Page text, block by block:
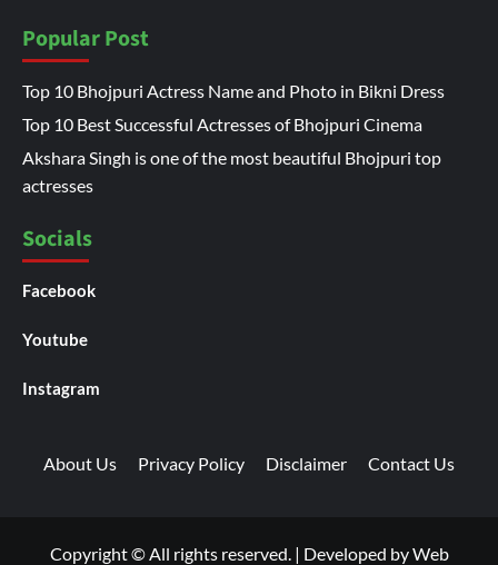
Popular Post
Top 10 Bhojpuri Actress Name and Photo in Bikni Dress
Top 10 Best Successful Actresses of Bhojpuri Cinema
Akshara Singh is one of the most beautiful Bhojpuri top
actresses
Socials
Facebook
Youtube
Instagram
About Us Privacy Policy Disclaimer Contact Us
Copyright © All rights reserved. | Developed byWeb